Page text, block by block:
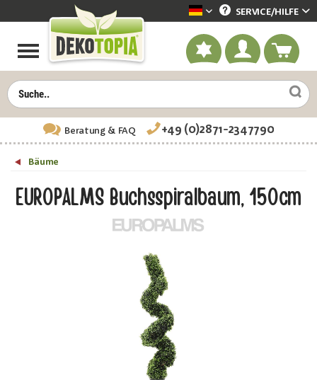
Dekotopia deutsch
SERVICE/HILFE
Beratung& FAQ +49 (0)2871-2347790
Bäume
EUROPALMS Buchsspiralbaum, 150cm